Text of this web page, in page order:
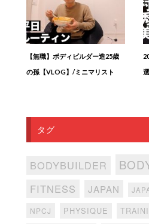
【無職】ボディビルダー造25歳
の孫【VLOG】/ミニマリスト
タグ
BODYBUILDER
FITNESS JAPAN
NPCJ PHYSIQUE